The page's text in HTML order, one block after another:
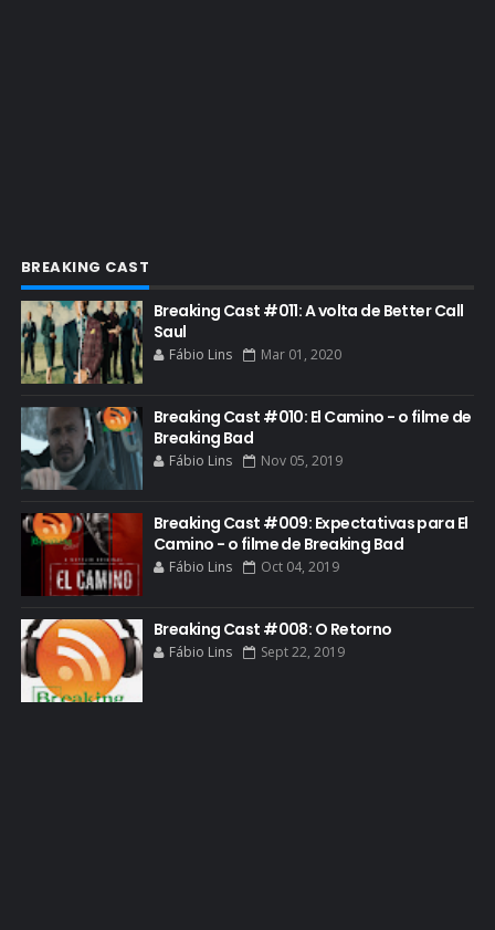
FELIZ NATAL
FILME
GIANCARLO ESPOSITO
GOLDEN GLOBE
GRACEPOINT
GUIA DE EPISÓDIOS
GUS FRING
HCATV AWARDS
HCATV AWARDS 2022
HECTOR SALAMANCA
BREAKING CAST
Breaking Cast #011: A volta de Better Call
Saul
Fábio Lins Mar 01, 2020
Breaking Cast #010: El Camino - o filme de
Breaking Bad
Fábio Lins Nov 05, 2019
Breaking Cast #009: Expectativas para El
Camino - o filme de Breaking Bad
Fábio Lins Oct 04, 2019
Breaking Cast #008: O Retorno
Fábio Lins Sept 22, 2019